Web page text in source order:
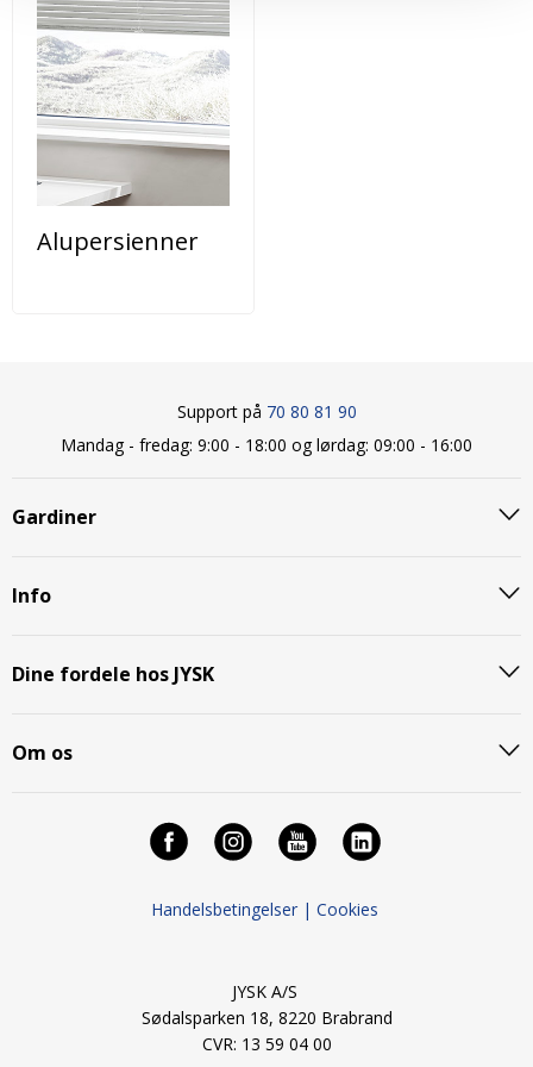
Alupersienner
Support på 70 80 81 90
Mandag - fredag: 9:00 - 18:00 og lørdag: 09:00 - 16:00
Gardiner
Info
Dine fordele hos JYSK
Om os
Handelsbetingelser | Cookies
JYSK A/S
Sødalsparken 18, 8220 Brabrand
CVR: 13 59 04 00